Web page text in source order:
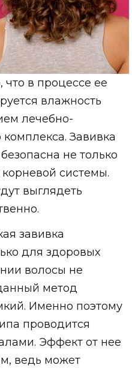
что в процессе ее
влажность
лечебно-
Завивка
не только
системы.
выглядеть
завивка
для здоровых
волосы не
метод
Именно поэтому
проводится
Эффект от нее
ведь может